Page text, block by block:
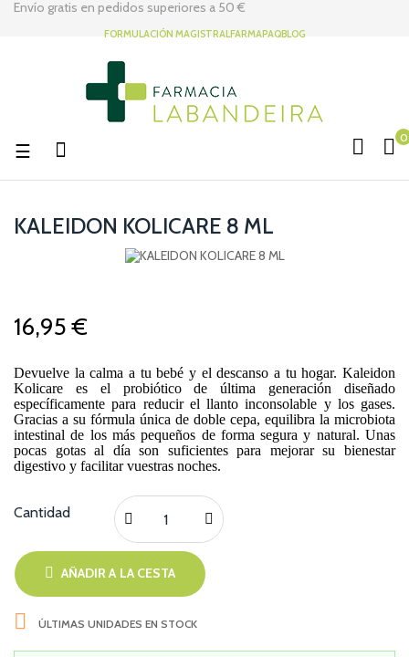
Envío gratis en pedidos superiores a 50 €
FORMULACIÓN MAGISTRALFARMAPAQBLOG
0
Navegación
palanca
☰
KALEIDON KOLICARE 8 ML
16,95 €
Devuelve la calma a tu bebé y el descanso a tu hogar. Kaleidon
Kolicare es el probiótico de última generación diseñado
específicamente para reducir el llanto inconsolable y los gases.
Gracias a su fórmula única de doble cepa, equilibra la microbiota
intestinal de los más pequeños de forma segura y natural. Unas
pocas gotas al día son suficientes para mejorar su bienestar
digestivo y facilitar vuestras noches.
Cantidad
AÑADIR A LA CESTA
 ÚLTIMAS UNIDADES EN STOCK